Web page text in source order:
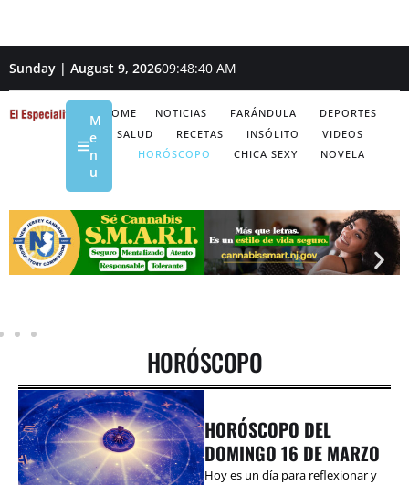
Sunday | August 9, 202609:48:41 AM
HOME NOTICIAS FARÁNDULA
DEPORTES
SALUD
RECETAS INSÓLITO
VIDEOS
HORÓSCOPO
CHICA SEXY NOVELA
M
e
n
u
HORÓSCOPO
HORÓSCOPO DEL
DOMINGO 16 DE MARZO
Hoy es un día para reflexionar y